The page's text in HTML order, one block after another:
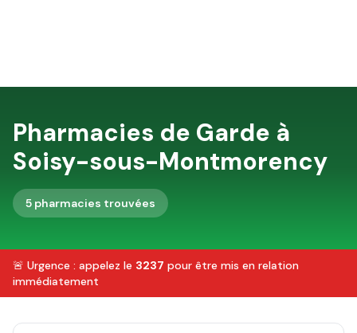
Pharmacies de Garde à
Soisy-sous-Montmorency
5 pharmacies trouvées
🚨 Urgence : appelez le 3237 pour être mis en relation
immédiatement